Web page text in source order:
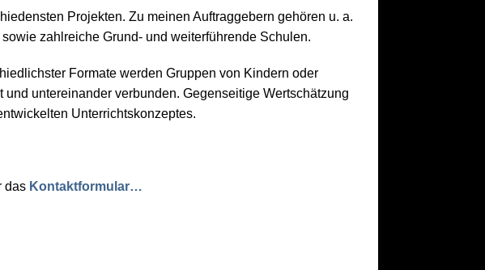
Projekten. Zu meinen Auftraggebern gehören u. a.
zahlreiche Grund- und weiterführende Schulen.
Formate werden Gruppen von Kindern oder
untereinander verbunden. Gegenseitige Wertschätzung
Unterrichtskonzeptes.
das Kontaktformular…